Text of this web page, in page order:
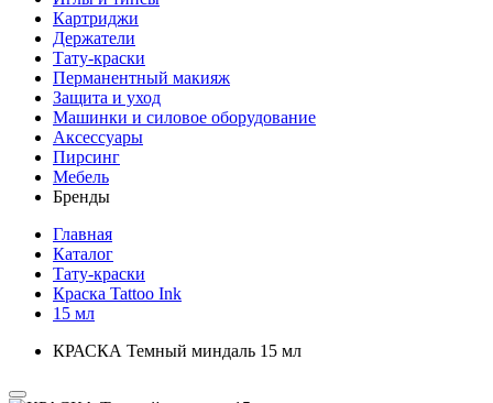
Картриджи
Держатели
Тату-краски
Перманентный макияж
Защита и уход
Машинки и силовое оборудование
Аксессуары
Пирсинг
Мебель
Бренды
Главная
Каталог
Тату-краски
Краска Tattoo Ink
15 мл
КРАСКА Темный миндаль 15 мл